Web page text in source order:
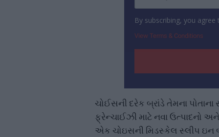
By subscribing, you
View Terms & Conditions
ચોઈસની દરેક બ્રાંડે તેમના
ફ્રેન્ચાઈઝી માટે નવા ઉત્પાદનો
એક ચોઇસની મિડસ્કેલ સ્લીપ ઇન